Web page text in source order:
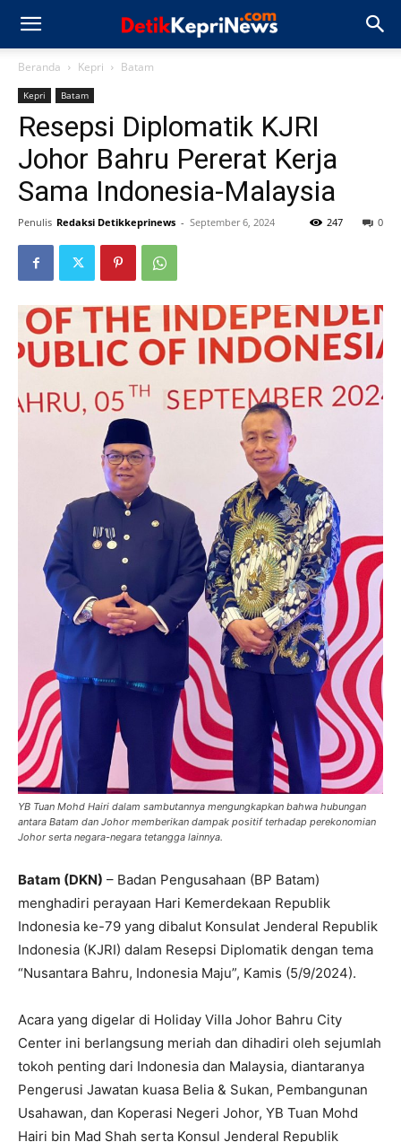
Beranda Kepri Batam
Kepri Batam
Resepsi Diplomatik KJRI
Johor Bahru Pererat Kerja
Sama Indonesia-Malaysia
Penulis Redaksi Detikkeprinews - September 6, 2024 0
247
YB Tuan Mohd Hairi dalam sambutannya mengungkapkan bahwa hubungan
antara Batam dan Johor memberikan dampak positif terhadap perekonomian
Johor serta negara-negara tetangga lainnya.
Batam (DKN) – Badan Pengusahaan (BP Batam)
menghadiri perayaan Hari Kemerdekaan Republik
Indonesia ke-79 yang dibalut Konsulat Jenderal Republik
Indonesia (KJRI) dalam Resepsi Diplomatik dengan tema
“Nusantara Bahru, Indonesia Maju”, Kamis (5/9/2024).
Acara yang digelar di Holiday Villa Johor Bahru City
Center ini berlangsung meriah dan dihadiri oleh sejumlah
tokoh penting dari Indonesia dan Malaysia, diantaranya
Pengerusi Jawatan kuasa Belia & Sukan, Pembangunan
Usahawan, dan Koperasi Negeri Johor, YB Tuan Mohd
Hairi bin Mad Shah serta Konsul Jenderal Republik